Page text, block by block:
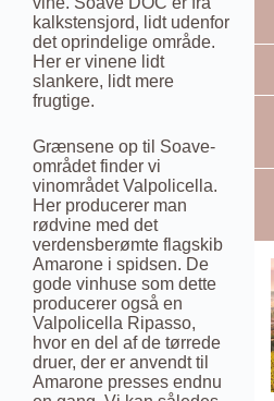
kalkstensjord, lidt udenfor
det oprindelige område.
Her er vinene lidt
slankere, lidt mere
frugtige.
Grænsene op til Soave-
området finder vi
vinområdet Valpolicella.
Her producerer man
rødvine med det
verdensberømte flagskib
Amarone i spidsen. De
gode vinhuse som dette
producerer også en
Valpolicella Ripasso,
hvor en del af de tørrede
druer, der er anvendt til
Amarone presses endnu